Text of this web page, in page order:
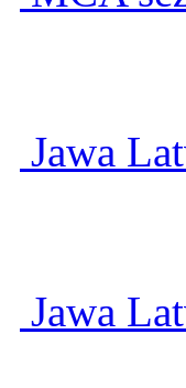
Jawa
Jawa